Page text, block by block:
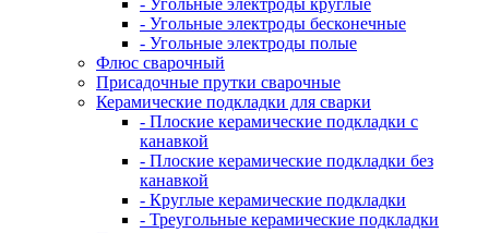
- Угольные электроды круглые
- Угольные электроды бесконечные
- Угольные электроды полые
Флюс сварочный
Присадочные прутки сварочные
Керамические подкладки для сварки
- Плоские керамические подкладки с
канавкой
- Плоские керамические подкладки без
канавкой
- Круглые керамические подкладки
- Треугольные керамические подкладки